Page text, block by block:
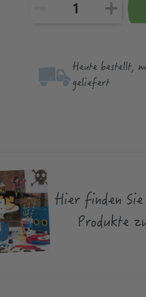
Heute bestellt,
geliefert
Hier finden
Produkte